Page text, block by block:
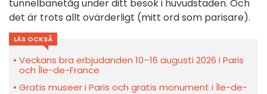
tunnelbanetåg under ditt besök i huvudstaden. Och
det är trots allt ovärderligt (mitt ord som parisare).
LÄS OCKSÅ
Veckans bra erbjudanden 10–16 augusti 2026 i Paris
och Île-de-France
Gratis museer i Paris och gratis monument i Île-de-